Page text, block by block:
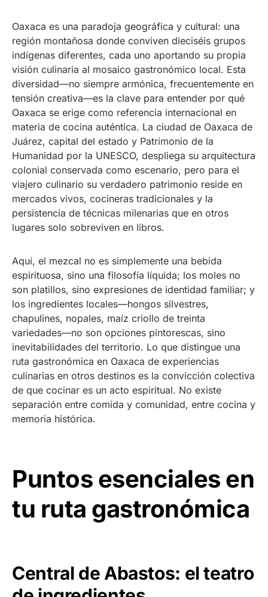
Oaxaca es una paradoja geográfica y cultural: una
región montañosa donde conviven dieciséis grupos
indígenas diferentes, cada uno aportando su propia
visión culinaria al mosaico gastronómico local. Esta
diversidad—no siempre armónica, frecuentemente en
tensión creativa—es la clave para entender por qué
Oaxaca se erige como referencia internacional en
materia de cocina auténtica. La ciudad de Oaxaca de
Juárez, capital del estado y Patrimonio de la
Humanidad por la UNESCO, despliega su arquitectura
colonial conservada como escenario, pero para el
viajero culinario su verdadero patrimonio reside en
mercados vivos, cocineras tradicionales y la
persistencia de técnicas milenarias que en otros
lugares solo sobreviven en libros.
Aquí, el mezcal no es simplemente una bebida
espirituosa, sino una filosofía líquida; los moles no
son platillos, sino expresiones de identidad familiar; y
los ingredientes locales—hongos silvestres,
chapulines, nopales, maíz criollo de treinta
variedades—no son opciones pintorescas, sino
inevitabilidades del territorio. Lo que distingue una
ruta gastronómica en Oaxaca de experiencias
culinarias en otros destinos es la convicción colectiva
de que cocinar es un acto espiritual. No existe
separación entre comida y comunidad, entre cocina y
memoria histórica.
Puntos esenciales en
tu ruta gastronómica
Central de Abastos: el teatro